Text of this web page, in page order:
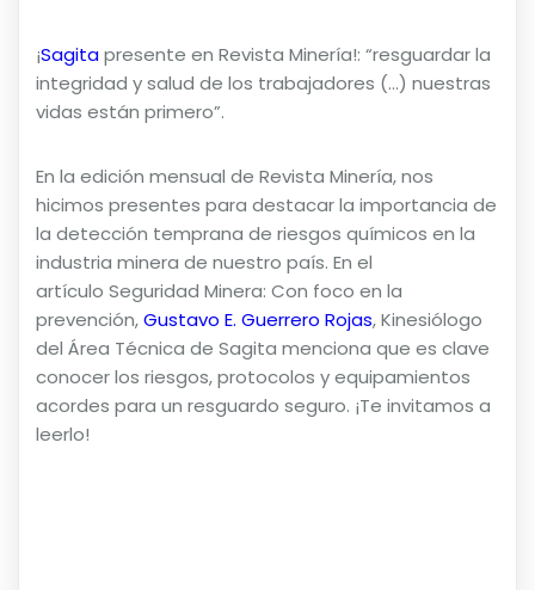
¡Sagitapresente en Revista Minería!: “resguardar la
integridad y salud de los trabajadores (…) nuestras
vidas están primero”.
En la edición mensual de Revista Minería, nos
hicimos presentes para destacar la importancia de
la detección temprana de riesgos químicos en la
industria minera de nuestro país. En el
artículo Seguridad Minera: Con foco en la
prevención,Gustavo E. Guerrero Rojas, Kinesiólogo
del Área Técnica de Sagita menciona que es clave
conocer los riesgos, protocolos y equipamientos
acordes para un resguardo seguro. ¡Te invitamos a
leerlo!